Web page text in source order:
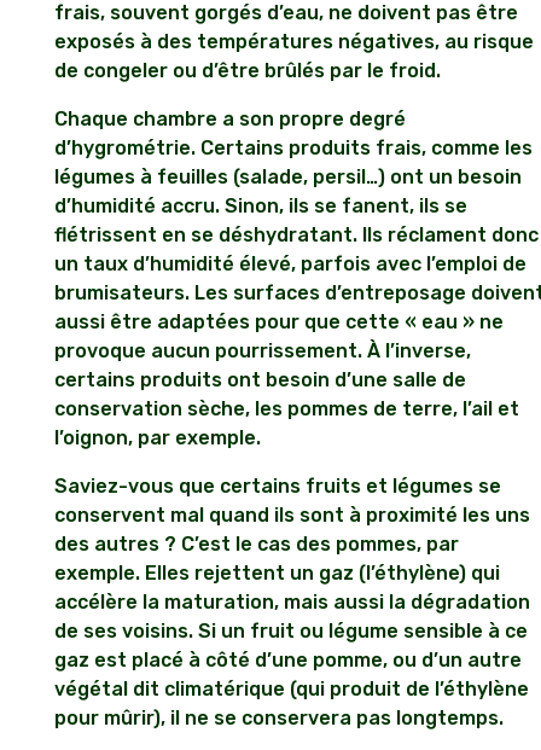
frais, souvent gorgés d’eau, ne doivent pas être
exposés à des températures négatives, au risque
de congeler ou d’être brûlés par le froid.
Chaque chambre a son propre degré
d’hygrométrie. Certains produits frais, comme les
légumes à feuilles (salade, persil…) ont un besoin
d’humidité accru. Sinon, ils se fanent, ils se
flétrissent en se déshydratant. Ils réclament donc
un taux d’humidité élevé, parfois avec l’emploi de
brumisateurs. Les surfaces d’entreposage
aussi être adaptées pour que cette « eau » ne
provoque aucun pourrissement. À l’inverse,
certains produits ont besoin d’une salle de
conservation sèche, les pommes de terre, l’ail et
l’oignon, par exemple.
Saviez-vous que certains fruits et légumes se
conservent mal quand ils sont à proximité les uns
des autres ? C’est le cas des pommes, par
exemple. Elles rejettent un gaz (l’éthylène) qui
accélère la maturation, mais aussi la dégradation
de ses voisins. Si un fruit ou légume sensible à ce
gaz est placé à côté d’une pomme, ou d’un autre
végétal dit climatérique (qui produit de l’éthylène
pour mûrir), il ne se conservera pas longtemps.